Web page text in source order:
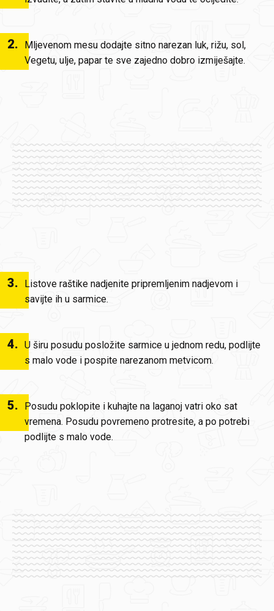
2.
Mljevenom mesu dodajte sitno narezan luk, rižu, sol,
Vegetu, ulje, papar te sve zajedno dobro izmiješajte.
3.
Listove raštike nadjenite pripremljenim nadjevom i
savijte ih u sarmice.
4. U širu posudu posložite sarmice u jednom redu, podlijte
s malo vode i pospite narezanom metvicom.
5.
Posudu poklopite i kuhajte na laganoj vatri oko sat
vremena. Posudu povremeno protresite, a po potrebi
podlijte s malo vode.